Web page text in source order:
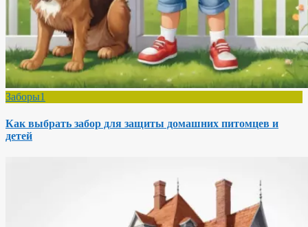
Заборы1
Как выбрать забор для защиты домашних питомцев и
детей